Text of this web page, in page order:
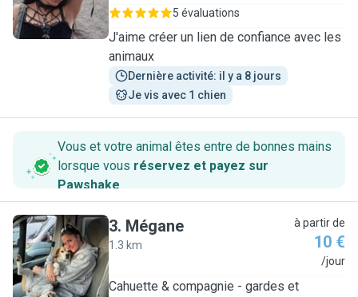
5 évaluations
J'aime créer un lien de confiance avec les
animaux
Dernière activité: il y a 8 jours
Je vis avec 1 chien
Vous et votre animal êtes entre de bonnes mains
lorsque vous réservez et payez sur
Pawshake.
M
3. Mégane
1.3 km
à partir de
10 €
/jour
Cahuette & compagnie - gardes et